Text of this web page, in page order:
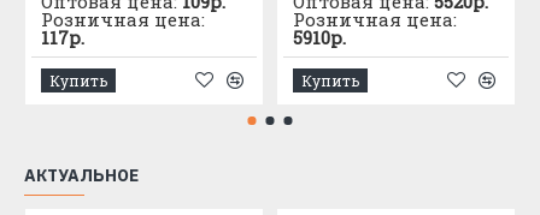
Розничная цена:
117р.
Купить
Розничная цена:
5910р.
Купить
АКТУАЛЬНОЕ